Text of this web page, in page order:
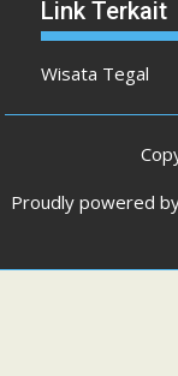
Link Terkait
Wisata Tegal
Proudly powered